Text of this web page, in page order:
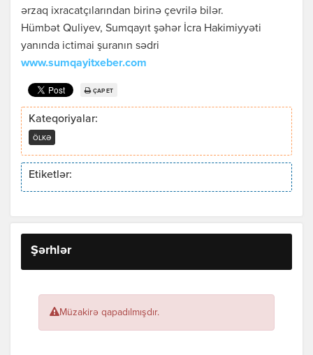
ərzaq ixracatçılarından birinə çevrilə bilər.
Hümbət Quliyev, Sumqayıt şəhər İcra Hakimiyyəti
yanında ictimai şuranın sədri
www.sumqayitxeber.com
ÇAP ET
Kateqoriyalar:
ÖLKƏ
Etiketlər:
Şərhlər
Müzakirə qapadılmışdır.